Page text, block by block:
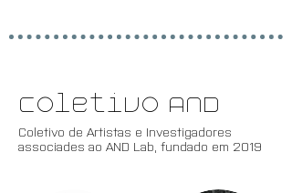
Coletivo AND
Coletivo de Artistas e Investigadores
associades ao AND Lab, fundado em 2019